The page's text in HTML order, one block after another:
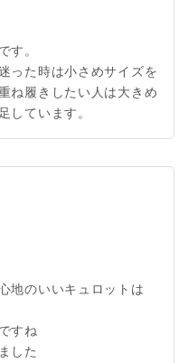
す。
った時は小さめサイズを
ね履きしたい人は大きめ
しています。
地のいいキュロットは
すね
した